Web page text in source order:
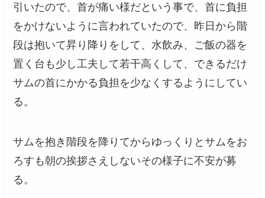
引いたので、首が痛い様だという事で、首に負担
をかけないように言われていたので、昨日から階
段は抱いて昇り降りをして、水飲み、ご飯の器を
置く台も少し工夫して若干高くして、できるだけ
サムの首にかかる負担を少なくするようにしてい
る。
サムを抱き階段を降りてからゆっくりとサムをお
ろすも朝の挨拶さえしないその様子に不安が募
る。